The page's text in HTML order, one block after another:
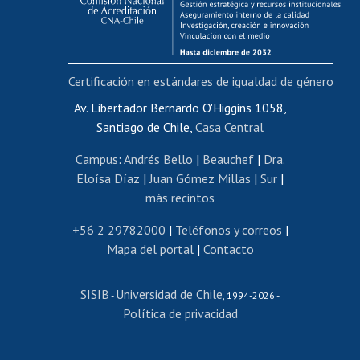
Funcionarias/os
Cursos internos de capacitación
Bienestar del personal
Portal de movilidad interna
Certificado de renta
Certificado de renta honorarios
Editar páginas blancas
Extranjeras/os
Revalidación y reconocimiento de títulos
Postulación al Programa de Movilidad Estudiantil
Cursos de español
Av. Libertador Bernardo O'Higgins 1058,
Santiago de Chile, Casa Central
Campus: Andrés Bello | Beauchef| Dra.
Eloísa Díaz |Juan Gómez Millas | Sur |
más recintos
+56 2 29782000 | Teléfonos y correos |
Mapa del portal| Contacto
SISIB - Universidad de Chile, 1994-2026 -
Política de privacidad
Certificación en estándares de igualdad de género